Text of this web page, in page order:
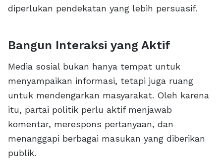
diperlukan pendekatan yang lebih persuasif.
Bangun Interaksi yang Aktif
Media sosial bukan hanya tempat untuk
menyampaikan informasi, tetapi juga ruang
untuk mendengarkan masyarakat. Oleh karena
itu, partai politik perlu aktif menjawab
komentar, merespons pertanyaan, dan
menanggapi berbagai masukan yang diberikan
publik.